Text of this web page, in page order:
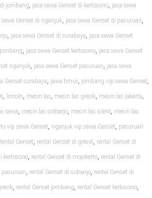
jombang, jasa sewa Genset di kertosono, jasa sewa
sewa Genset di nganjuk, jasa sewa Genset di pasuruan,
, jasa sewa Genset di surabaya, jasa sewa Genset
, jasa sewa Genset kertosono, jasa sewa Genset
nganjuk, jasa sewa Genset pasuruan, jasa sewa
Genset surabaya, jawa timur, jombang vip sewa Genset,
, lincoln, mesin las, mesin las gresik, mesin las jakarta,
sewa, mesin las sidoarjo, mesin las silent, mesin las
vip sewa Genset, nganjuk vip sewa Genset, pasuruan
Genset, rental Genset di gresik, rental Genset di
kertosono, rental Genset di mojokerto, rental Genset di
pasuruan, rental Genset di sidoarjo, rental Genset di
, rental Genset jombang, rental Genset kertosono,